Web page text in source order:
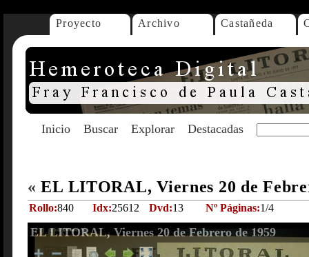
Proyecto Archivo Castañeda
Inicio Buscar Explorar Destacadas
« EL LITORAL, Viernes 20 de
Rollo:840 Idx:25612 Dvd:13 Nº Páginas:1/4
EL LITORAL, Viernes 20 de Febrero de 1959